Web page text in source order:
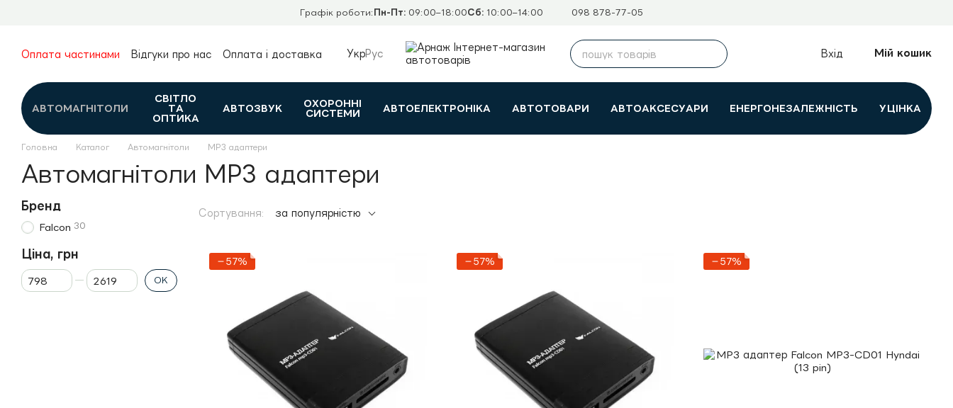
Графік роботи: Пн-Пт: 09:00–18:00Сб: 10:00–14:00 098 878-77-05
Оплата частинами Відгуки про нас
Оплата і доставка
Контакти
Каталог
УкрРус Вхід Мій кошик
АВТОМАГНІТОЛИ
СВІТЛО
ТА
ОПТИКА
АВТОЗВУК
ОХОРОННІ
СИСТЕМИ
АВТОЕЛЕКТРОНІКА АВТОТОВАРИ АВТОАКСЕСУАРИ ЕНЕРГОНЕЗАЛЕЖНІСТЬ УЦІНКА
Головна Каталог Автомагнітоли MP3 адаптери
Автомагнітоли MP3 адаптери
Сортування: за популярністю
−57% −57% −57%
Бренд
Falcon 30
Ціна, грн
Від Ціна, грн
До Ціна, грн
ОК